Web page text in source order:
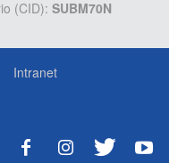
(CID): SUBM70N
Intranet